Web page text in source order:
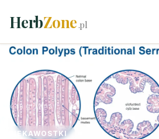
HerbZone.pl
Strona główna › Magazyn ›
CIEKAWOSTKI